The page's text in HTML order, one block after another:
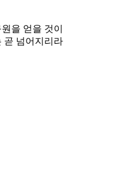
을 얻을 것이
곧 넘어지리라